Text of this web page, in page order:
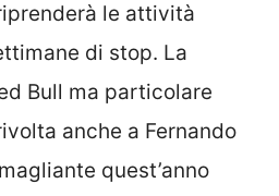
le attività
di stop. La
Bull ma particolare
anche a Fernando
quest’anno